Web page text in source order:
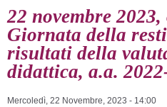
22 novembre
Giornata della
risultati della
didattica, a.a.
Mercoledì, 22 Novembre, 2023 - 14:00